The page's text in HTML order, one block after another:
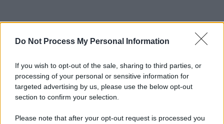
Do Not Process My Personal Information
If you wish to opt-out of the sale, sharing to third parties, or
processing of your personal or sensitive information for
targeted advertising by us, please use the below opt-out
section to confirm your selection.
Please note that after your opt-out request is processed you